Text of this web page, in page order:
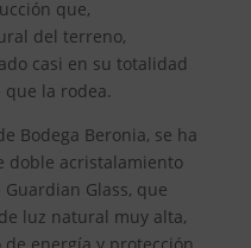
que,
del terreno,
casi en su totalidad
la rodea.
Bodega Beronia, se ha
doble acristalamiento
Glass, que
luz natural muy alta,